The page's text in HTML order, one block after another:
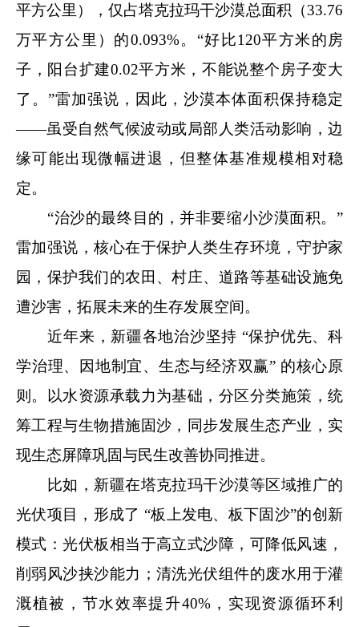
平方公里），仅占塔克拉玛干沙漠总面积（33.76
万平方公里）的0.093%。“好比120平方米的房
子，阳台扩建0.02平方米，不能说整个房子变大
了。”雷加强说，因此，沙漠本体面积保持稳定
——虽受自然气候波动或局部人类活动影响，边
缘可能出现微幅进退，但整体基准规模相对稳
定。
“治沙的最终目的，并非要缩小沙漠面积。”
雷加强说，核心在于保护人类生存环境，守护家
园，保护我们的农田、村庄、道路等基础设施免
遭沙害，拓展未来的生存发展空间。
近年来，新疆各地治沙坚持 “保护优先、科
学治理、因地制宜、生态与经济双赢” 的核心原
则。以水资源承载力为基础，分区分类施策，统
筹工程与生物措施固沙，同步发展生态产业，实
现生态屏障巩固与民生改善协同推进。
比如，新疆在塔克拉玛干沙漠等区域推广的
光伏项目，形成了 “板上发电、板下固沙”的创新
模式：光伏板相当于高立式沙障，可降低风速，
削弱风沙挟沙能力；清洗光伏组件的废水用于灌
溉植被，节水效率提升40%，实现资源循环利